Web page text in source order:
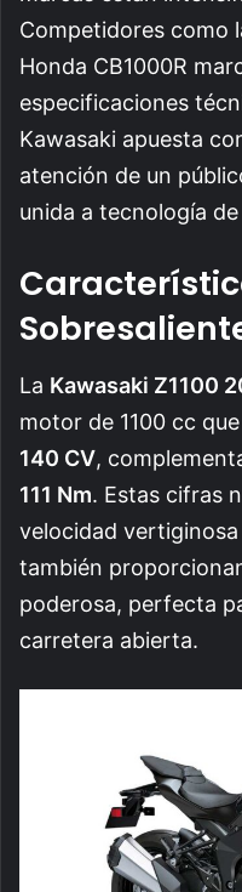
Competidores como
Honda CB1000R
especificaciones
Kawasaki apuesta
atención de un
unida a tecnología
La Kawasaki Z1100
motor de 1100 cc
140 CV,
111 Nm. Estas cifras
velocidad
también
poderosa, perfecta
carretera abierta.